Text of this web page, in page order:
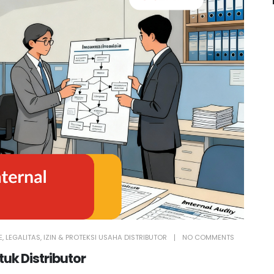
, LEGALITAS, IZIN & PROTEKSI USAHA DISTRIBUTOR NO COMMENTS
Distributor